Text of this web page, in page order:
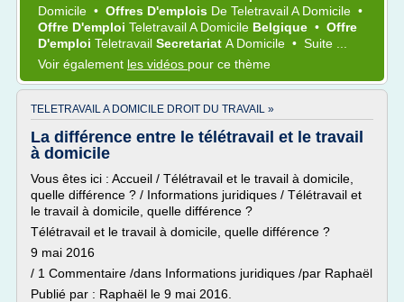
Domicile • Offres D'emplois De TeletravailA Domicile •
Offre D'emploi TeletravailA Domicile Belgique • Offre
D'emploi Teletravail Secretariat A Domicile • Suite ...
Voir également les vidéos pour ce thème
TELETRAVAIL A DOMICILE DROIT DU TRAVAIL »
La différence entre le télétravail et le travail
à domicile
Vous êtes ici : Accueil / Télétravail et le travail à domicile,
quelle différence ? / Informations juridiques / Télétravail et
le travail à domicile, quelle différence ?
Télétravail et le travail à domicile, quelle différence ?
9 mai 2016
/ 1 Commentaire /dans Informations juridiques /par Raphaël
Publié par : Raphaël le 9 mai 2016.